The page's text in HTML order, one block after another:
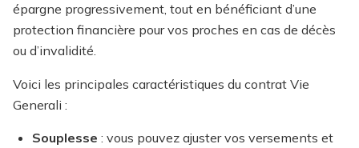
épargne progressivement, tout en bénéficiant d’une
protection financière pour vos proches en cas de décès
ou d’invalidité.
Voici les principales caractéristiques du contrat Vie
Generali :
Souplesse : vous pouvez ajuster vos versements et